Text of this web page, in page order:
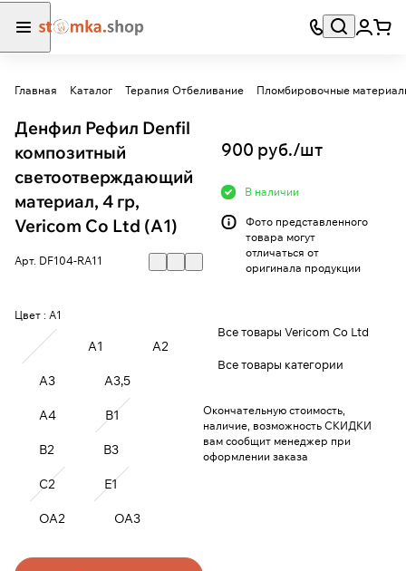
Главная Каталог Терапия Отбеливание Пломбировочные
Денфил Рефил Denfil
композитный
светоотверждающий
материал, 4 гр,
Vericom Co Ltd (A1)
Арт. DF104-RА11
Цвет : A1
A1 A2
A3 A3,5
A4 B1
B2 B3
C2 E1
OA2 OA3
900 руб./шт
В наличии
Фото представленного
товара могут
отличаться от
оригинала продукции
Все товары Vericom Co Ltd
Все товары категории
Окончательную стоимость,
наличие, возможность СКИДКИ
вам сообщит менеджер при
оформлении заказа